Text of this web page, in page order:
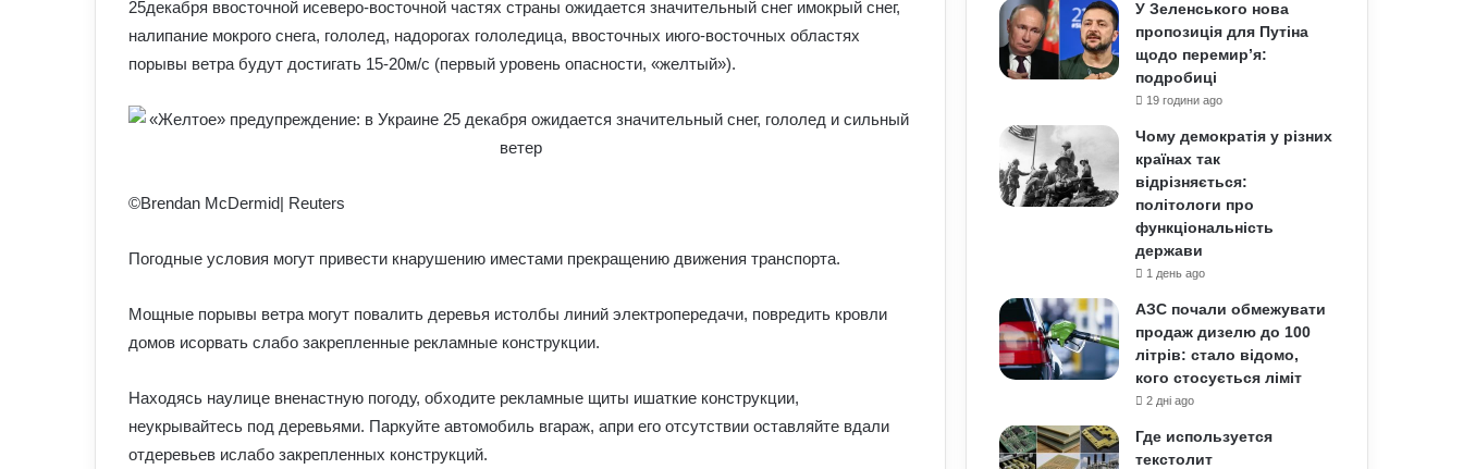
25декабря ввосточной исеверо-восточной частях страны ожидается значительный снег имокрый снег,
налипание мокрого снега, гололед, надорогах гололедица, ввосточных июго-восточных областях
порывы ветра будут достигать 15-20м/с (первый уровень опасности, «желтый»).
©Brendan McDermid| Reuters
Погодные условия могут привести кнарушению иместами прекращению движения транспорта.
Мощные порывы ветра могут повалить деревья истолбы линий электропередачи, повредить кровли
домов исорвать слабо закрепленные рекламные конструкции.
Находясь наулице вненастную погоду, обходите рекламные щиты ишаткие конструкции,
неукрывайтесь под деревьями. Паркуйте автомобиль вгараж, апри его отсутствии оставляйте вдали
отдеревьев ислабо закрепленных конструкций.
варто знати
Прогноз магнітних бур на 1–2 серпня:
Астропрогноз на вихідні, 1–2 серпня
У Зеленського нова
пропозиція для Путіна
щодо перемир’я:
подробиці
19 години ago
Чому демократія у різних
країнах так
відрізняється:
політологи про
функціональність
держави
1 день ago
АЗС почали обмежувати
продаж дизелю до 100
літрів: стало відомо,
кого стосується ліміт
2 дні ago
Где используется
текстолит